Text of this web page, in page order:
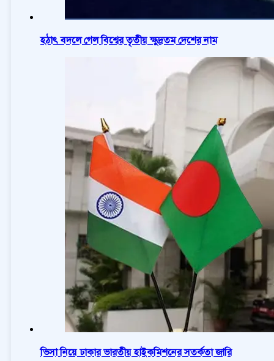
হঠাৎ বদলে গেল বিশ্বের তৃতীয় ক্ষুদ্রতম দেশের নাম
ভিসা নিয়ে ঢাকার ভারতীয় হাইকমিশনের সতর্কতা জারি